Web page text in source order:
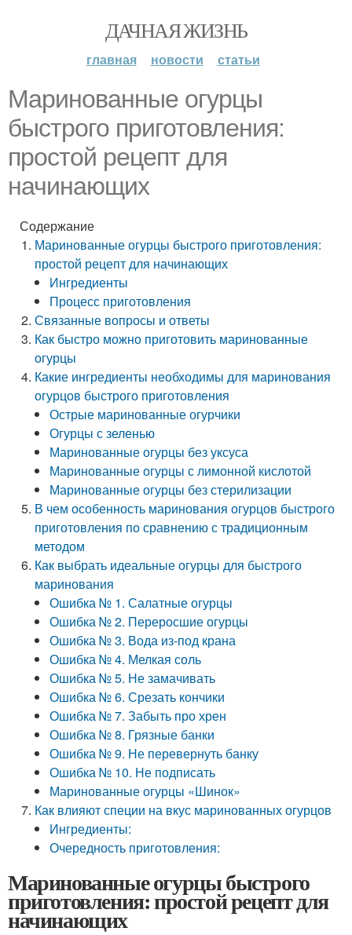
ДАЧНАЯ ЖИЗНЬ
главная новости статьи
Маринованные огурцы
быстрого приготовления:
простой рецепт для
начинающих
Содержание
Маринованные огурцы быстрого приготовления:
простой рецепт для начинающих
Ингредиенты
Процесс приготовления
Связанные вопросы и ответы
Как быстро можно приготовить маринованные
огурцы
Какие ингредиенты необходимы для маринования
огурцов быстрого приготовления
Острые маринованные огурчики
Огурцы с зеленью
Маринованные огурцы без уксуса
Маринованные огурцы с лимонной кислотой
Маринованные огурцы без стерилизации
В чем особенность маринования огурцов быстрого
приготовления по сравнению с традиционным
методом
Как выбрать идеальные огурцы для быстрого
маринования
Ошибка № 1. Салатные огурцы
Ошибка № 2. Переросшие огурцы
Ошибка № 3. Вода из-под крана
Ошибка № 4. Мелкая соль
Ошибка № 5. Не замачивать
Ошибка № 6. Срезать кончики
Ошибка № 7. Забыть про хрен
Ошибка № 8. Грязные банки
Ошибка № 9. Не перевернуть банку
Ошибка № 10. Не подписать
Маринованные огурцы «Шинок»
Как влияют специи на вкус маринованных огурцов
Ингредиенты:
Очередность приготовления:
Маринованные огурцы быстрого
приготовления: простой рецепт для
начинающих